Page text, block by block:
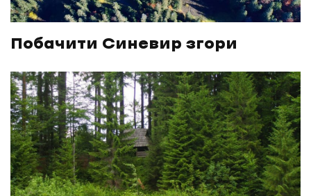
Побачити Синевир згори